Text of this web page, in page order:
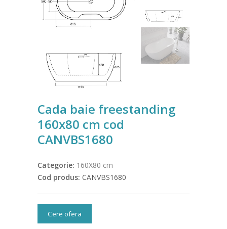
Cada baie freestanding
160x80 cm cod
CANVBS1680
Categorie: 160X80 cm
Cod produs: CANVBS1680
Cere ofera